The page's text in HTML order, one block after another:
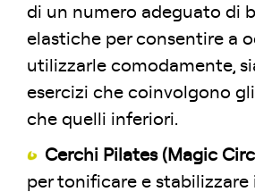
di un numero adeguato di
elastiche per consentire a
utilizzarle comodamente,
esercizi che coinvolgono
che quelli inferiori.
Cerchi Pilates (Magic
per tonificare e stabilizzare